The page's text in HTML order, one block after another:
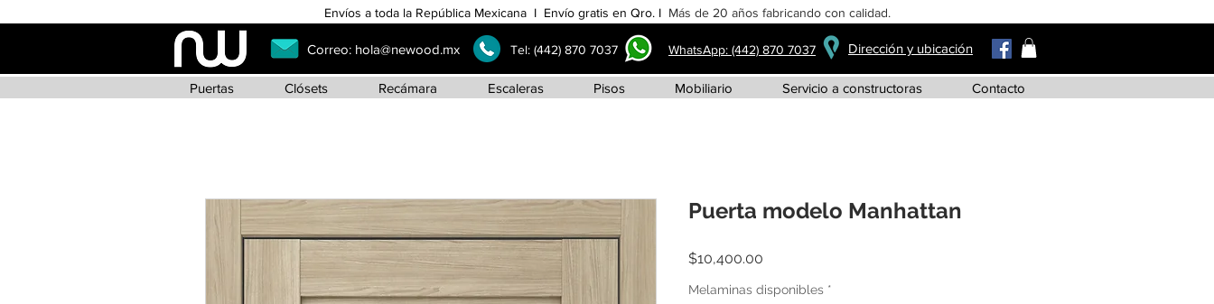
Envíos a toda la República Mexicana I Envío gratis en Qro. I Más de 20 años fabricando con calidad.
Correo: hola@newood.mx Tel: (442) 870 7037 WhatsApp: (442) 870 7037 Dirección y ubicación
Puertas Clósets Recámara Escaleras Pisos Mobiliario Servicio a constructoras Contacto
Puerta modelo Manhattan
$10,400.00
Melaminas disponibles *